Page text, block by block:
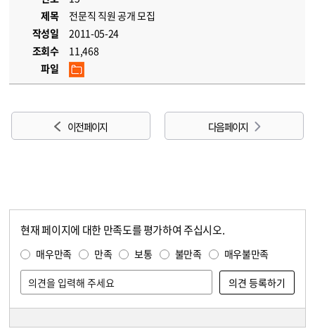
제목
전문직 직원 공개 모집
작성일
2011-05-24
조회수
11,468
파일
이전 페이지 다음 페이지
현재 페이지에 대한 만족도를 평가하여 주십시오.
매우만족 만족 보통 불만족 매우불만족